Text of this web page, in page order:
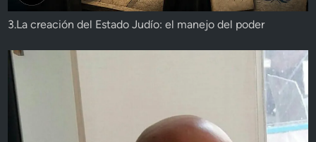
3.La creación del Estado Judío: el manejo del poder